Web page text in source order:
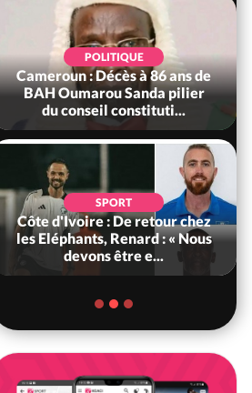
POLITIQUE
Cameroun : Décès à 86 ans de
BAH Oumarou Sanda pilier
du conseil constituti...
SPORT
Côte d'Ivoire : De retour chez
les Eléphants, Renard : « Nous
devons être e...